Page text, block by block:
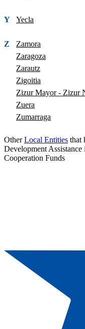
Y Yecla
Z
Zamora
Zaragoza
Zarautz
Zigoitia
Zizur Mayor - Zizur
Zuera
Zumarraga
OtherLocal Entities that
Development
Cooperation Funds